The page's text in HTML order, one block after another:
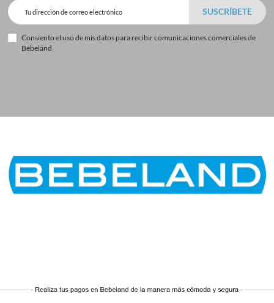
Consiento el uso de mis datos para recibir comunicaciones comerciales de
Bebeland